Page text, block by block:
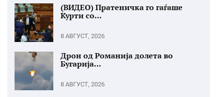
(ВИДЕО) Пратеничка го гаѓаше
Курти со...
8 АВГУСТ, 2026
Дрон од Романија долета во
Бугарија...
8 АВГУСТ, 2026